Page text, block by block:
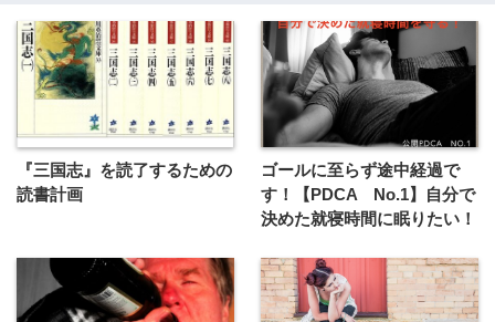
『三国志』を読了するための
読書計画
ゴールに至らず途中経過で
す！【PDCA No.1】自分で
決めた就寝時間に眠りたい！